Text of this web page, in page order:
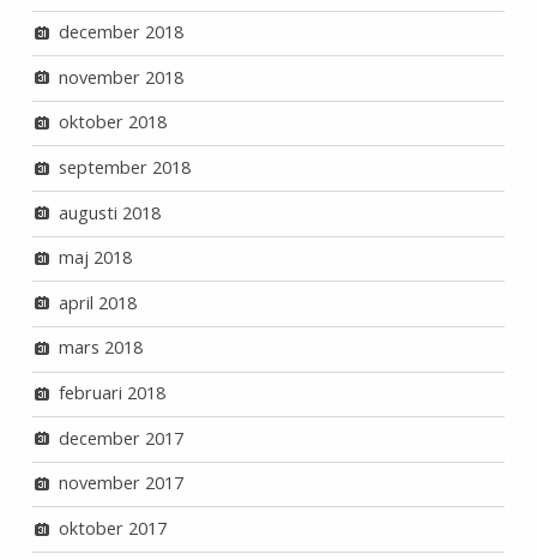
december 2018
november 2018
oktober 2018
september 2018
augusti 2018
maj 2018
april 2018
mars 2018
februari 2018
december 2017
november 2017
oktober 2017